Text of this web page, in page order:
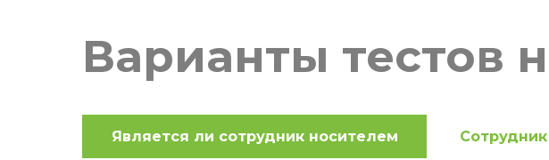
Варианты тестов
Является ли сотрудник носителем